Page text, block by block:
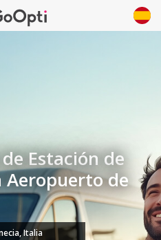
Estación de
de
Italia